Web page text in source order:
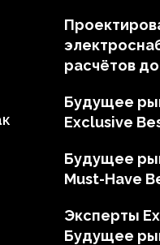
расчётов
Будущее
Exclusive
Будущее
Must-Have
Эксперты
Будущее